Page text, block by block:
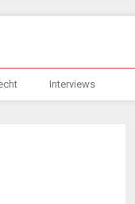
Interviews